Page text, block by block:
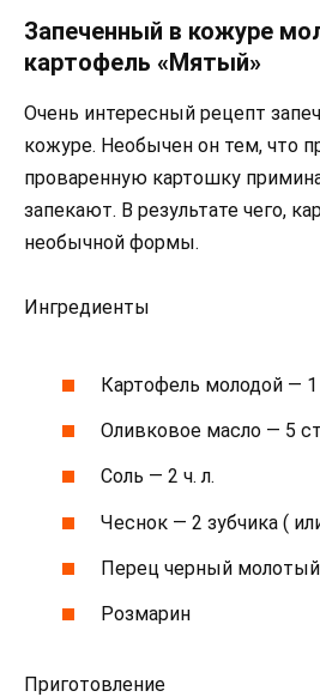
Запеченный в кожуре
картофель «Мятый»
Очень интересный рецепт
кожуре. Необычен он тем, что
проваренную картошку
запекают. В результате чего,
необычной формы.
Ингредиенты
Картофель молодой — 1
Оливковое масло — 5
Соль — 2 ч. л.
Чеснок — 2 зубчика (
Перец черный молотый
Розмарин
Приготовление